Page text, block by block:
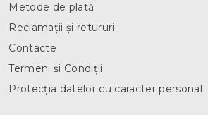
Metode de plată
Reclamații și retururi
Contacte
Termeni și Condiții
Protecția datelor cu caracter personal